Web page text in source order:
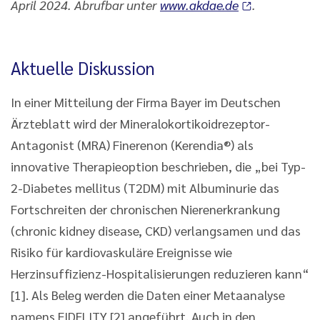
April 2024. Abrufbar unter www.akdae.de .
Aktuelle Diskussion
In einer Mitteilung der Firma Bayer im Deutschen
Ärzteblatt wird der Mineralokortikoidrezeptor-
Antagonist (MRA) Finerenon (Kerendia®) als
innovative Therapieoption beschrieben, die „bei Typ-
2-Diabetes mellitus (T2DM) mit Albuminurie das
Fortschreiten der chronischen Nierenerkrankung
(chronic kidney disease, CKD) verlangsamen und das
Risiko für kardiovaskuläre Ereignisse wie
Herzinsuffizienz-Hospitalisierungen reduzieren kann“
[1]. Als Beleg werden die Daten einer Metaanalyse
namens FIDELITY [2] angeführt. Auch in den